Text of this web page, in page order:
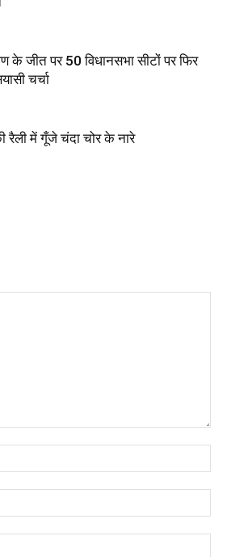
के जीत पर 50 विधानसभा सीटों पर फिर
चर्चा
रैली में गूँजे चंदा चोर के नारे